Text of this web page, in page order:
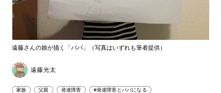
遠藤さんの娘が描く「パパ」（写真はいずれも筆者提供）
遠藤光太
家族 父親 発達障害 #発達障害とパパになる